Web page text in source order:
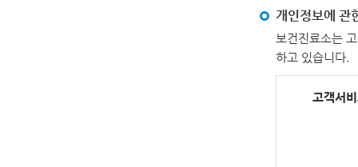
개인정보에 관
보건진료소는
하고 있습니다.
고객서